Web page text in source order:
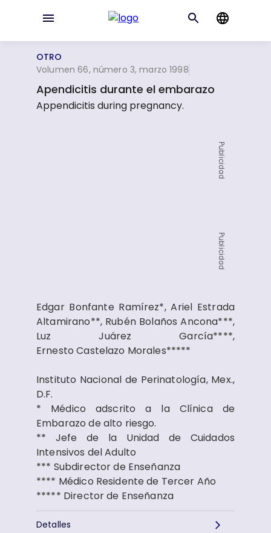
OTRO
Volumen 66, número 3, marzo 1998
Apendicitis durante el embarazo
Appendicitis during pregnancy.
Publicidad
Publicidad
Edgar Bonfante Ramírez*, Ariel Estrada
Altamirano**, Rubén Bolaños Ancona***,
Luz Juárez García****,
Ernesto Castelazo Morales*****
Instituto Nacional de Perinatología, Mex.,
D.F.
* Médico adscrito a la Clínica de
Embarazo de alto riesgo.
** Jefe de la Unidad de Cuidados
Intensivos del Adulto
*** Subdirector de Enseñanza
**** Médico Residente de Tercer Año
***** Director de Enseñanza
Detalles